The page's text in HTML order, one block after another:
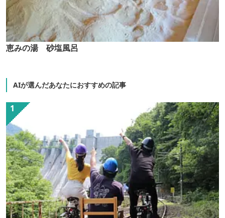
恵みの湯 砂塩風呂
AIが選んだあなたにおすすめの記事